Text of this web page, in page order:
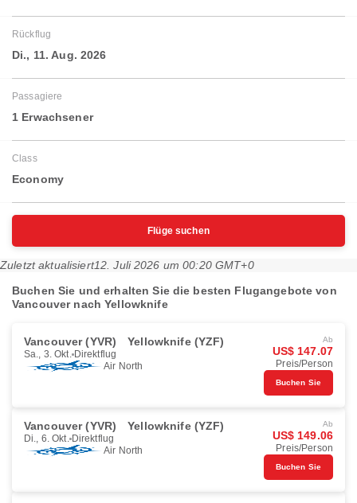
Rückflug
Di., 11. Aug. 2026
Passagiere
1 Erwachsener
Class
Economy
Flüge suchen
Zuletzt aktualisiert12. Juli 2026 um 00:20 GMT+0
Buchen Sie und erhalten Sie die besten Flugangebote von
Vancouver nach Yellowknife
Vancouver (YVR) Yellowknife (YZF)
Sa., 3. Okt. Direktflug
Air North
Ab
US$ 147.07
Preis/Person
Buchen Sie
Vancouver (YVR) Yellowknife (YZF)
Di., 6. Okt. Direktflug
Air North
Ab
US$ 149.06
Preis/Person
Buchen Sie